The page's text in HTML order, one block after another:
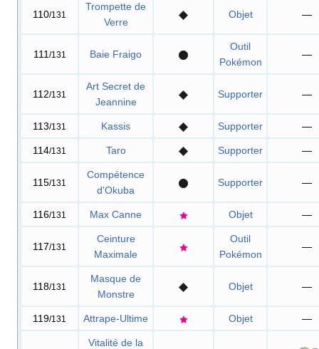
110/131
Trompette de
Verre
Objet —
111 /131 Baie Fraigo
Outil
Pokémon
—
112/131
Art Secret de
Jeannine
Supporter —
113/131 Kassis Supporter —
114/131 Taro Supporter —
115/131
Compétence
d'Okuba
Supporter —
116/131 Max Canne Objet —
117/131
Ceinture
Maximale
Outil
Pokémon
—
118/131
Masque de
Monstre
Objet —
119/131 Attrape-Ultime Objet —
Vitalité de la